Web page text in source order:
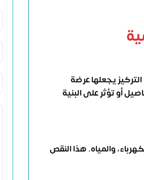
يجعلها عرضة
أو تؤثر على البنية
والمياه. هذا النقص